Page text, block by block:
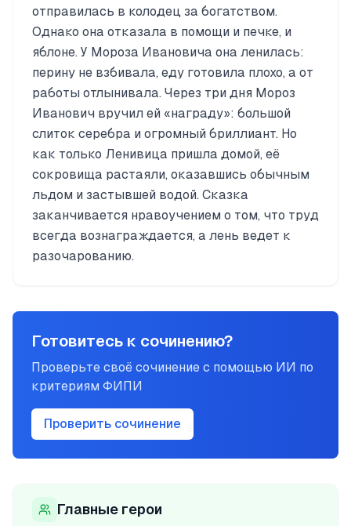
отправилась в колодец за богатством.
Однако она отказала в помощи и печке, и
яблоне. У Мороза Ивановича она ленилась:
перину не взбивала, еду готовила плохо, а от
работы отлынивала. Через три дня Мороз
Иванович вручил ей «награду»: большой
слиток серебра и огромный бриллиант. Но
как только Ленивица пришла домой, её
сокровища растаяли, оказавшись обычным
льдом и застывшей водой. Сказка
заканчивается нравоучением о том, что труд
всегда вознаграждается, а лень ведет к
разочарованию.
Готовитесь к сочинению?
Проверьте своё сочинение с помощью ИИ по
критериям ФИПИ
Проверить сочинение
Главные герои